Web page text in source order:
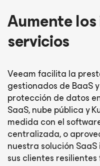
Aumente
servicios
Veeam facilita la
gestionados de BaaS
protección de datos
SaaS, nube pública y
medida con el
centralizada, o
nuestra solución
sus clientes